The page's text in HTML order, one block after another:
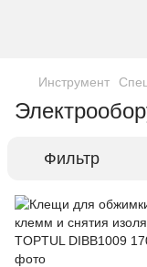
Инструмент
Фильтр